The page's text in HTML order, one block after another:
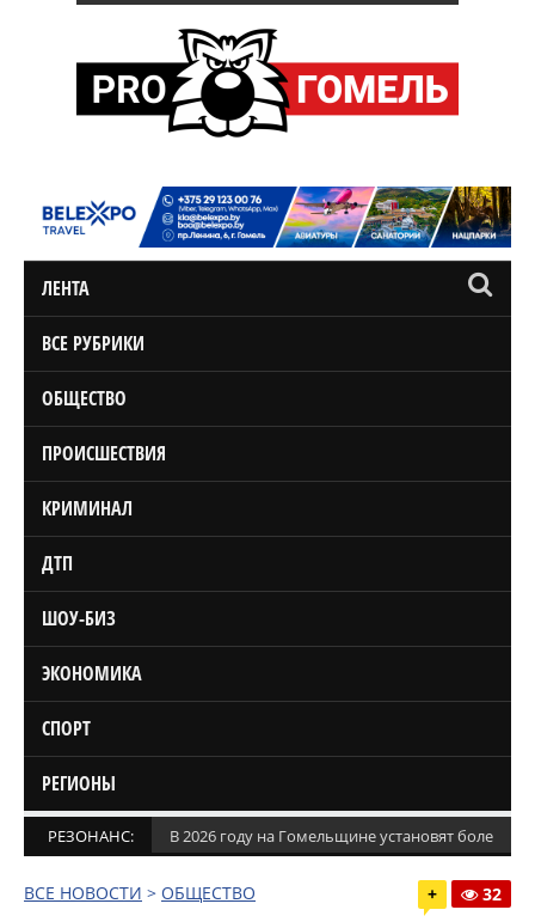
ЛЕНТА
ВСЕ РУБРИКИ
ОБЩЕСТВО
ПРОИСШЕСТВИЯ
КРИМИНАЛ
ДТП
ШОУ-БИЗ
ЭКОНОМИКА
СПОРТ
РЕГИОНЫ
РЕЗОНАНС: В 2026 году на Гомельщине установят более
ВСЕ НОВОСТИ > ОБЩЕСТВО + 32